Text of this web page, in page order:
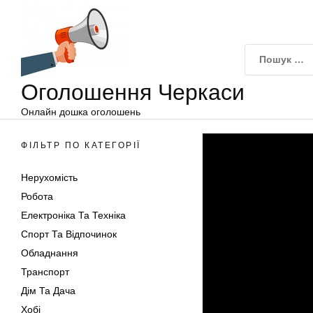
Оголошення Черкаси
Онлайн дошка оголошень
ФІЛЬТР ПО КАТЕГОРІЇ
Нерухомість
Робота
Електроніка Та Техніка
Спорт Та Відпочинок
Обладнання
Транспорт
Дім Та Дача
Хобі